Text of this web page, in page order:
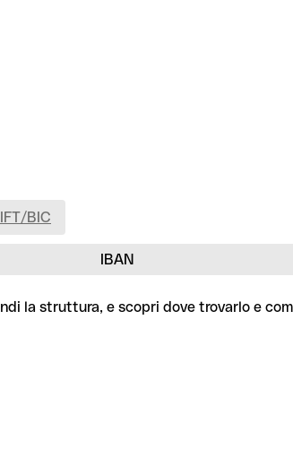
IBAN
BIC
la struttura, e scopri dove trovarlo e